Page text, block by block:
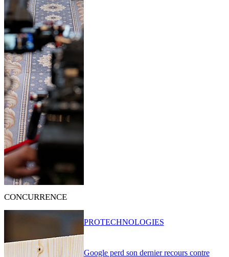
CONCURRENCE
Google perd son dernier recours contre
PROTECHNOLOGIES